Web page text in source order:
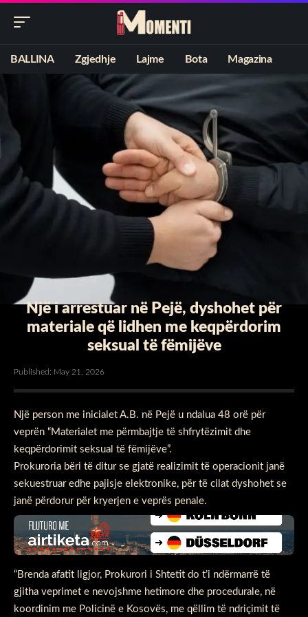
BALLINA Zgjedhje Lajme Bota Magazina
​Një i arrestuar në Pejë, dyshohet për
materiale që lidhen me keqpërdorim
seksual të fëmijëve
Published: May 21, 2026
Një person me inicialet A.B. në Pejë u ndalua 48 orë për
veprën “Materialet me përmbajtje të shfrytëzimit dhe
keqpërdorimit seksual të fëmijëve”.
Prokuroria bëri të ditur se gjatë realizimit të operacionit janë
sekuestruar edhe pajisje elektronike, për të cilat dyshohet se
janë përdorur për kryerjen e veprës penale.
“Brenda afatit ligjor, Prokurori i Shtetit do t’i ndërmarrë të
gjitha veprimet e nevojshme hetimore dhe procedurale, në
koordinim me Policinë e Kosovës, me qëllim të ndriçimit të